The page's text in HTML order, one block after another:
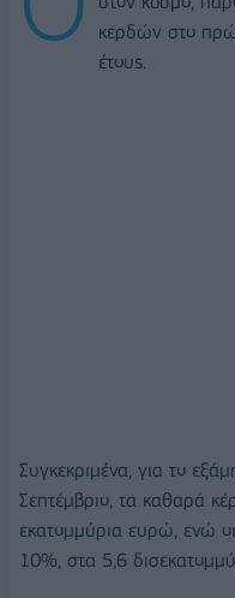
κερδών στο
έτους.
Συγκεκριμένα, για το
Σεπτέμβριο, τα καθαρά
εκατομμύρια ευρώ, ενώ
10%, στα 5,6